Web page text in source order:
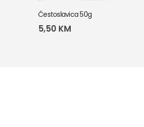
Čestoslavica 50g
5,50 KM